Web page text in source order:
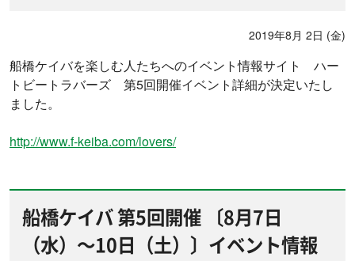
2019年8月 2日 (金)
船橋ケイバを楽しむ人たちへのイベント情報サイト ハー
トビートラバーズ 第5回開催イベント詳細が決定いたし
ました。
http://www.f-keiba.com/lovers/
船橋ケイバ 第5回開催 〔8月7日
（水）～10日（土）〕イベント情報